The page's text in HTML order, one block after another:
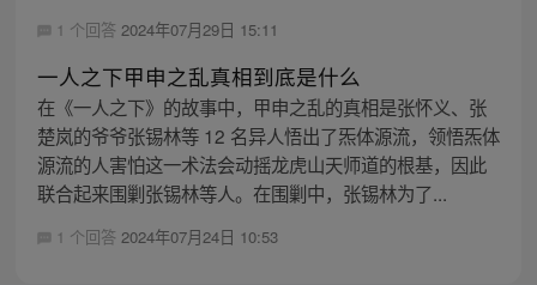
1 个回答 2024年07月29日 15:11
一人之下甲申之乱真相到底是什么
在《一人之下》的故事中，甲申之乱的真相是张怀义、张
楚岚的爷爷张锡林等 12 名异人悟出了炁体源流，领悟炁体
源流的人害怕这一术法会动摇龙虎山天师道的根基，因此
联合起来围剿张锡林等人。在围剿中，张锡林为了...
1 个回答 2024年07月24日 10:53